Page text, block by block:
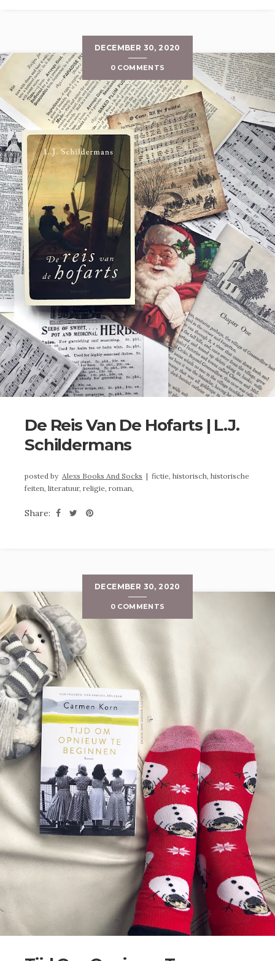
DECEMBER 30, 2020
0 COMMENTS
De Reis Van De Hofarts | L.J.
Schildermans
posted by Alexs Books And Socks | fictie, historisch, historische
feiten, literatuur, religie, roman,
Share:
DECEMBER 30, 2020
0 COMMENTS